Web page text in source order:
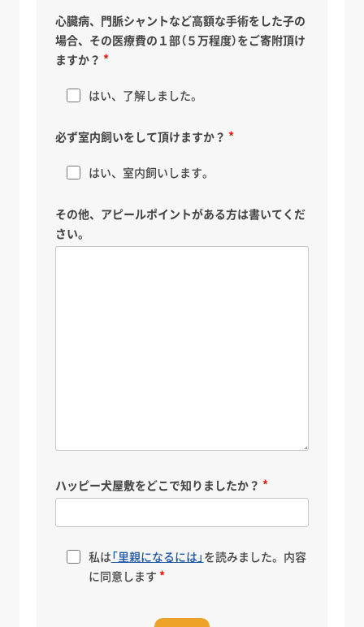
心臓病、門脈シャントなど高額な手術をした子の
場合、その医療費の１部（５万程度）をご寄附頂け
ますか？
はい、了解しました。
必ず室内飼いをして頂けますか？
はい、室内飼いします。
その他、アピールポイントがある方は書いてくだ
さい。
ハッピー犬屋敷をどこで知りましたか？
私は「里親になるには」 を読みました。内容
に同意します